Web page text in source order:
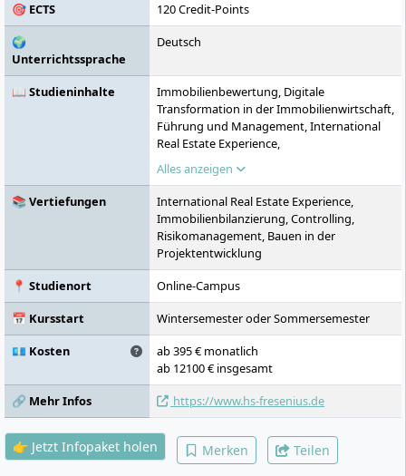
🎯 ECTS
120 Credit-Points
🌍
Unterrichtssprache
Deutsch
📖 Studieninhalte
Immobilienbewertung, Digitale
Transformation in der Immobilienwirtschaft,
Führung und Management, International
Real Estate Experience,
Immobilienbilanzierung, Controlling,
Risikomanagement, Bauen in der
Projektentwicklung, Interkulturelles
Management, Internationale
Immobilienwirtschaft, nachhaltige
Immobilienwirtschaft
Alles anzeigen
📚 Vertiefungen
International Real Estate Experience,
Immobilienbilanzierung, Controlling,
Risikomanagement, Bauen in der
Projektentwicklung
📍 Studienort
Online-Campus
📅 Kursstart
Wintersemester oder Sommersemester
💶 Kosten
ab 395 € monatlich
ab 12100 € insgesamt
🔗 Mehr Infos
https://www.hs-fresenius.de
👉 Jetzt Infopaket holen Merken Teilen